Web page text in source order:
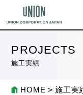
PROJECTS
施工実績
HOME 施工実